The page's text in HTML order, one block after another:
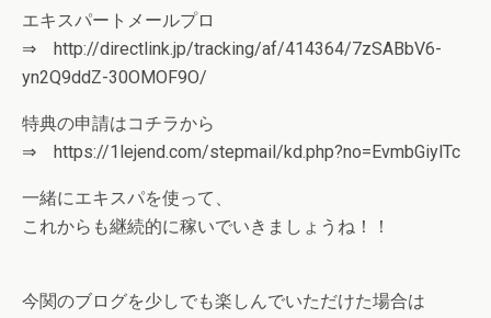
エキスパートメールプロ
⇒ http://directlink.jp/tracking/af/414364/7zSABbV6-
yn2Q9ddZ-30OMOF9O/
特典の申請はコチラから
⇒ https://1lejend.com/stepmail/kd.php?no=EvmbGiylTc
一緒にエキスパを使って、
これからも継続的に稼いでいきましょうね！！
今関のブログを少しでも楽しんでいただけた場合は